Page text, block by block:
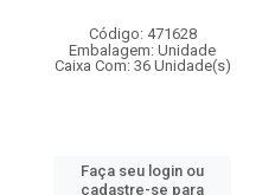
Código: 471628
Embalagem: Unidade
Caixa Com: 36 Unidade(s)
Faça seu login ou
cadastre-se para